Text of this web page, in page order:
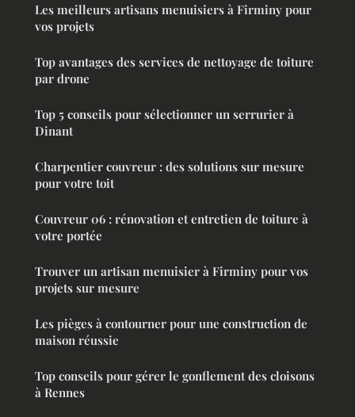
Les meilleurs artisans menuisiers à Firminy pour
vos projets
Top avantages des services de nettoyage de toiture
par drone
Top 5 conseils pour sélectionner un serrurier à
Dinant
Charpentier couvreur : des solutions sur mesure
pour votre toit
Couvreur 06 : rénovation et entretien de toiture à
votre portée
Trouver un artisan menuisier à Firminy pour vos
projets sur mesure
Les pièges à contourner pour une construction de
maison réussie
Top conseils pour gérer le gonflement des cloisons
à Rennes